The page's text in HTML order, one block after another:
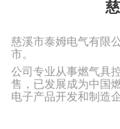
慈溪市泰姆电气有限
市。
公司专业从事燃气具
售，已发展成为中国
电子产品开发和制造